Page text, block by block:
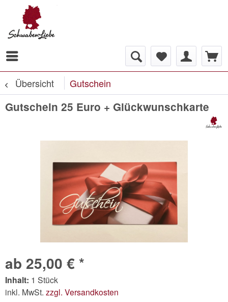
Übersicht Gutschein
Gutschein 25 Euro + Glückwunschkarte
ab 25,00 € *
Inhalt: 1 Stück
inkl. MwSt. zzgl. Versandkosten